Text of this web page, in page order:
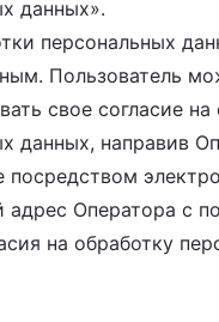
данных».
персональных
Пользователь
свое согласие на
данных, направив
посредством
адрес Оператора с
на обработку